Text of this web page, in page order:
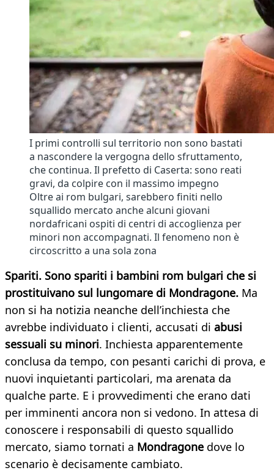
I primi controlli sul territorio non sono bastati
a nascondere la vergogna dello sfruttamento,
che continua. Il prefetto di Caserta: sono reati
gravi, da colpire con il massimo impegno
Oltre ai rom bulgari, sarebbero finiti nello
squallido mercato anche alcuni giovani
nordafricani ospiti di centri di accoglienza per
minori non accompagnati. Il fenomeno non è
circoscritto a una sola zona
Spariti. Sono spariti i bambini rom bulgari che si
prostituivano sul lungomare di Mondragone. Ma
non si ha notizia neanche dell’inchiesta che
avrebbe individuato i clienti, accusati di abusi
sessuali su minori. Inchiesta apparentemente
conclusa da tempo, con pesanti carichi di prova, e
nuovi inquietanti particolari, ma arenata da
qualche parte. E i provvedimenti che erano dati
per imminenti ancora non si vedono. In attesa di
conoscere i responsabili di questo squallido
mercato, siamo tornati a Mondragone dove lo
scenario è decisamente cambiato.